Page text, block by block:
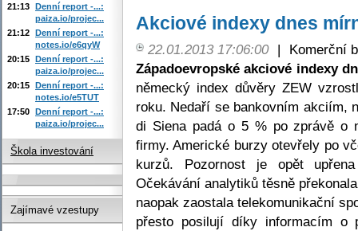
Akciové indexy dnes
22.01.2013 17:06:00 |
Komerční
Západoevropské akciové indexy
německý index důvěry ZEW
roku. Nedaří se bankovním akciím,
di Siena padá o 5 % po zprávě o
firmy. Americké burzy otevřely po
kurzů. Pozornost je opět
Očekávání analytiků těsně
naopak zaostala telekomunikační
přesto posilují díky informacím o
21:13 Denní report -...:
paiza.io/projec...
21:12 Denní report -...:
notes.io/e6qyW
20:15 Denní report -...:
paiza.io/projec...
20:15 Denní report -...:
notes.io/e5TUT
17:50 Denní report -...:
paiza.io/projec...
Škola investování
Zajímavé vzestupy